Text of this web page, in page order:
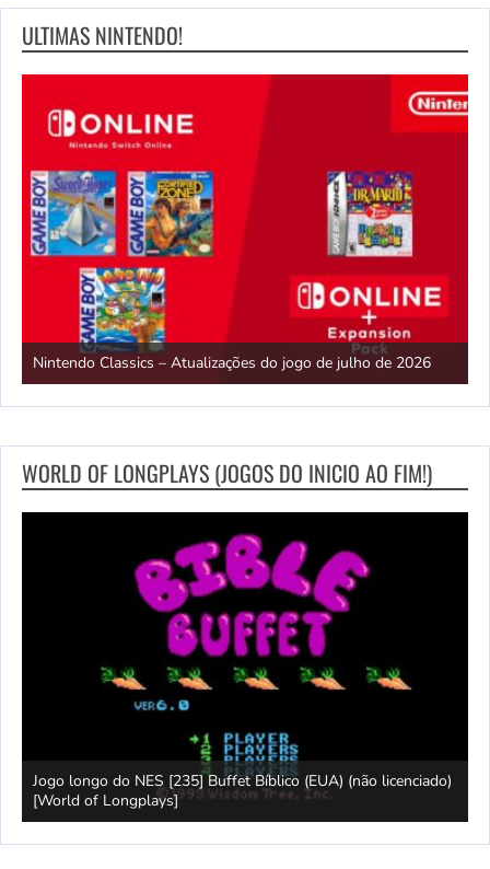
ULTIMAS NINTENDO!
Nintendo Classics – Atualizações do jogo de julho de 2026
WORLD OF LONGPLAYS (JOGOS DO INICIO AO FIM!)
Jogo longo do NES [235] Buffet Bíblico (EUA) (não licenciado)
[World of Longplays]